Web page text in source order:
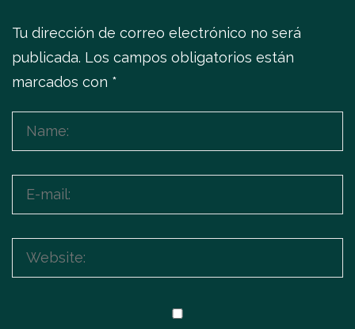
Tu dirección de correo electrónico no será
publicada. Los campos obligatorios están
marcados con *